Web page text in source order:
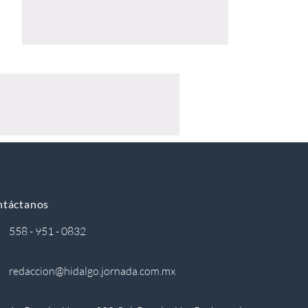
558 - 951 - 0832
redaccion@hidalgo.jornada.com.mx